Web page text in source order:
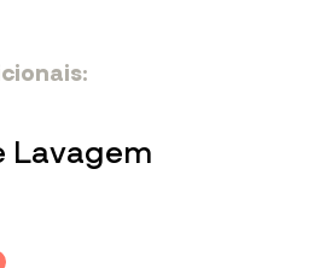
Lavagem
às seguintes